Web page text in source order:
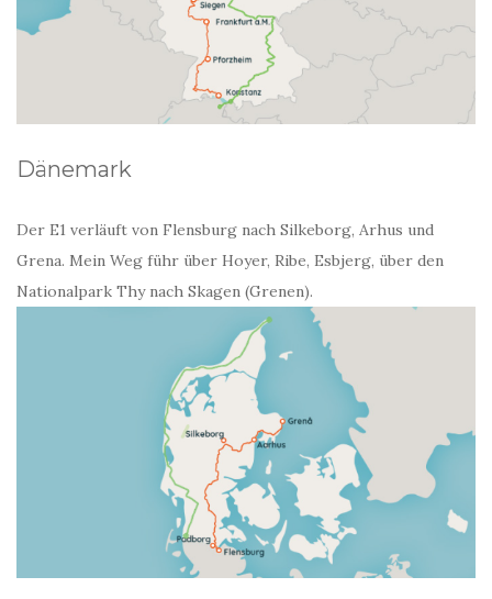
Dänemark
Der E1 verläuft von Flensburg nach Silkeborg, Arhus und
Grena. Mein Weg führ über Hoyer, Ribe, Esbjerg, über den
Nationalpark Thy nach Skagen (Grenen).